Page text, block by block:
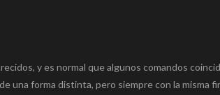
y es normal que algunos comandos
una forma distinta, pero siempre con la misma